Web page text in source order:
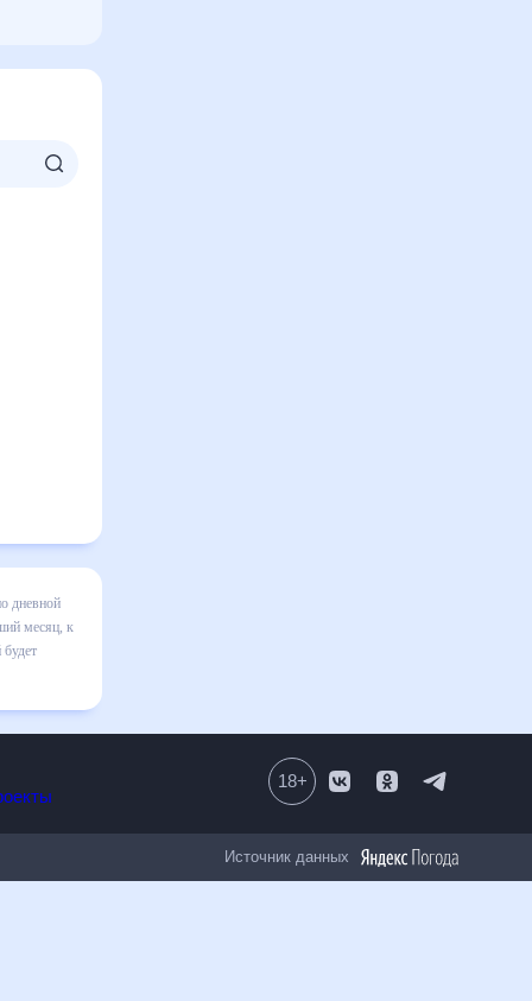
на
в
18+
Источник данных